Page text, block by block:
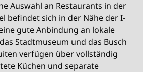
Auswahl an Restaurants in der
befindet sich in der Nähe der I-
gute Anbindung an lokale
Stadtmuseum und das Busch
verfügen über vollständig
Küchen und separate